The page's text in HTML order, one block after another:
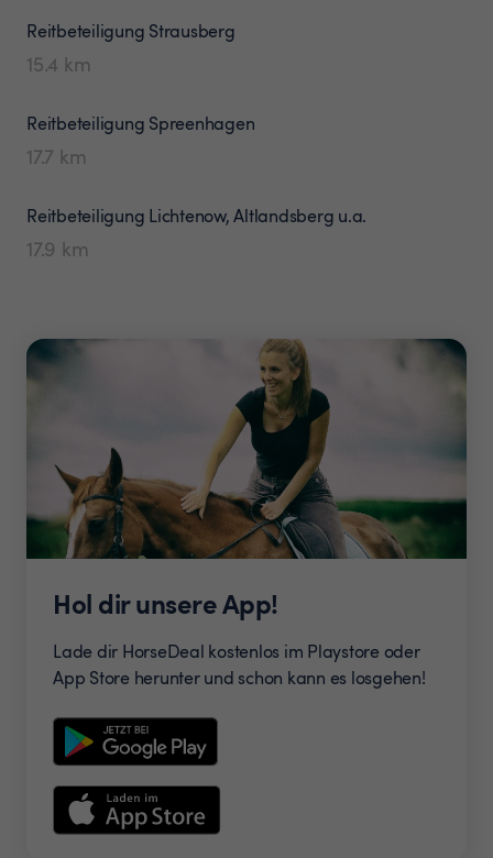
Reitbeteiligung Strausberg
15.4 km
Reitbeteiligung Spreenhagen
17.7 km
Reitbeteiligung Lichtenow, Altlandsberg u.a.
17.9 km
Hol dir unsere App!
Lade dir HorseDeal kostenlos im Playstore oder
App Store herunter und schon kann es losgehen!